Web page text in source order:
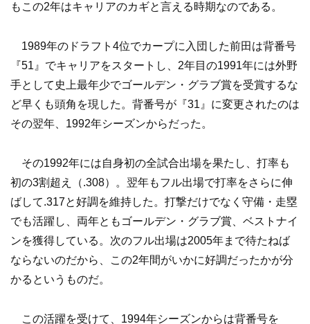
もこの2年はキャリアのカギと言える時期なのである。
1989年のドラフト4位でカープに入団した前田は背番号
『51』でキャリアをスタートし、2年目の1991年には外野
手として史上最年少でゴールデン・グラブ賞を受賞するな
ど早くも頭角を現した。背番号が『31』に変更されたのは
その翌年、1992年シーズンからだった。
その1992年には自身初の全試合出場を果たし、打率も
初の3割超え（.308）。翌年もフル出場で打率をさらに伸
ばして.317と好調を維持した。打撃だけでなく守備・走塁
でも活躍し、両年ともゴールデン・グラブ賞、ベストナイ
ンを獲得している。次のフル出場は2005年まで待たねば
ならないのだから、この2年間がいかに好調だったかが分
かるというものだ。
この活躍を受けて、1994年シーズンからは背番号を